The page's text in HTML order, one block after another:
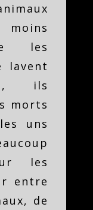
les
lavent
ils
morts
uns
les
entre
de